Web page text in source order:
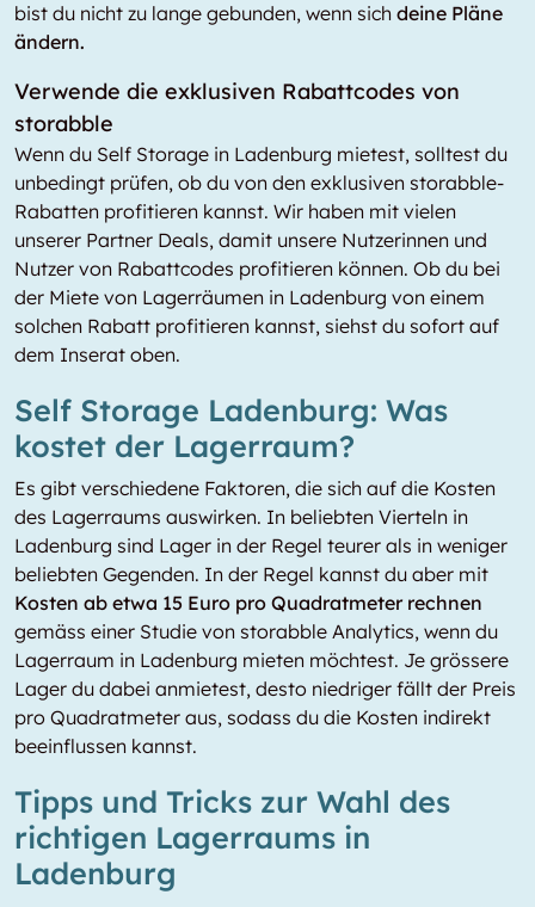
bist du nicht zu lange gebunden, wenn sich deine Pläne
ändern.
Verwende die exklusiven Rabattcodes von
storabble
Wenn du Self Storage in Ladenburg mietest, solltest du
unbedingt prüfen, ob du von den exklusiven storabble-
Rabatten profitieren kannst. Wir haben mit vielen
unserer Partner Deals, damit unsere Nutzerinnen und
Nutzer von Rabattcodes profitieren können. Ob du bei
der Miete von Lagerräumen in Ladenburg von einem
solchen Rabatt profitieren kannst, siehst du sofort auf
dem Inserat oben.
Self Storage Ladenburg: Was
kostet der Lagerraum?
Es gibt verschiedene Faktoren, die sich auf die Kosten
des Lagerraums auswirken. In beliebten Vierteln in
Ladenburg sind Lager in der Regel teurer als in weniger
beliebten Gegenden. In der Regel kannst du aber mit
Kosten ab etwa 15 Euro pro Quadratmeter rechnen
gemäss einer Studie von storabble Analytics, wenn du
Lagerraum in Ladenburg mieten möchtest. Je grössere
Lager du dabei anmietest, desto niedriger fällt der Preis
pro Quadratmeter aus, sodass du die Kosten indirekt
beeinflussen kannst.
Tipps und Tricks zur Wahl des
richtigen Lagerraums in
Ladenburg